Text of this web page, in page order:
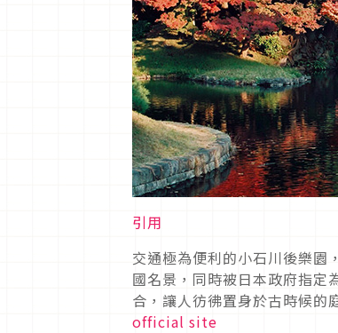
引用
交通極為便利的小石川後樂園
國名景，同時被日本政府指定
合，讓人彷彿置身於古時候的
official site